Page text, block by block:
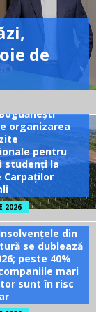
de
organizarea
pentru
studenți la
Carpaților
2026
din
se dublează
peste 40%
mari
sunt în risc